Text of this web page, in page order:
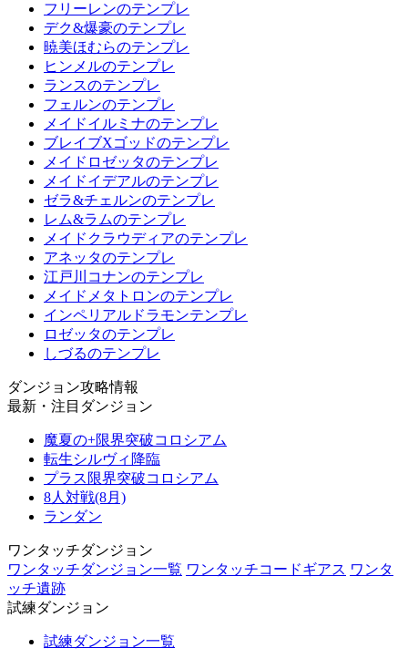
フリーレンのテンプレ
デク&爆豪のテンプレ
暁美ほむらのテンプレ
ヒンメルのテンプレ
ランスのテンプレ
フェルンのテンプレ
メイドイルミナのテンプレ
ブレイブXゴッドのテンプレ
メイドロゼッタのテンプレ
メイドイデアルのテンプレ
ゼラ&チェルンのテンプレ
レム&ラムのテンプレ
メイドクラウディアのテンプレ
アネッタのテンプレ
江戸川コナンのテンプレ
メイドメタトロンのテンプレ
インペリアルドラモンテンプレ
ロゼッタのテンプレ
しづるのテンプレ
ダンジョン攻略情報
最新・注目ダンジョン
魔夏の+限界突破コロシアム
転生シルヴィ降臨
プラス限界突破コロシアム
8人対戦(8月)
ランダン
ワンタッチダンジョン
ワンタッチダンジョン一覧 ワンタッチコードギアス ワンタ
ッチ遺跡
試練ダンジョン
試練ダンジョン一覧